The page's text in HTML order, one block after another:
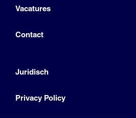
Vacatures
Contact
Juridisch
Privacy Policy